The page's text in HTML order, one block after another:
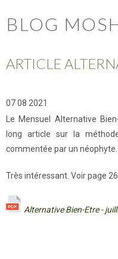
BLOG
ARTICLE
07 08 2021
Le Mensuel Alternative
long article sur la
commentée par un néophyte.
Très intéressant. Voir page
Alternative Bien-Etre -